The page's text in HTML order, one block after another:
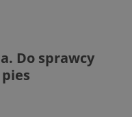
Do sprawcy